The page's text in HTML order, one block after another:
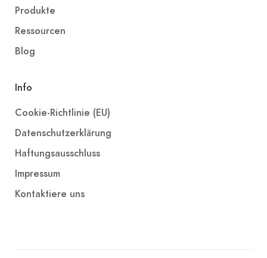
Produkte
Ressourcen
Blog
Info
Cookie-Richtlinie (EU)
Datenschutzerklärung
Haftungsausschluss
Impressum
Kontaktiere uns